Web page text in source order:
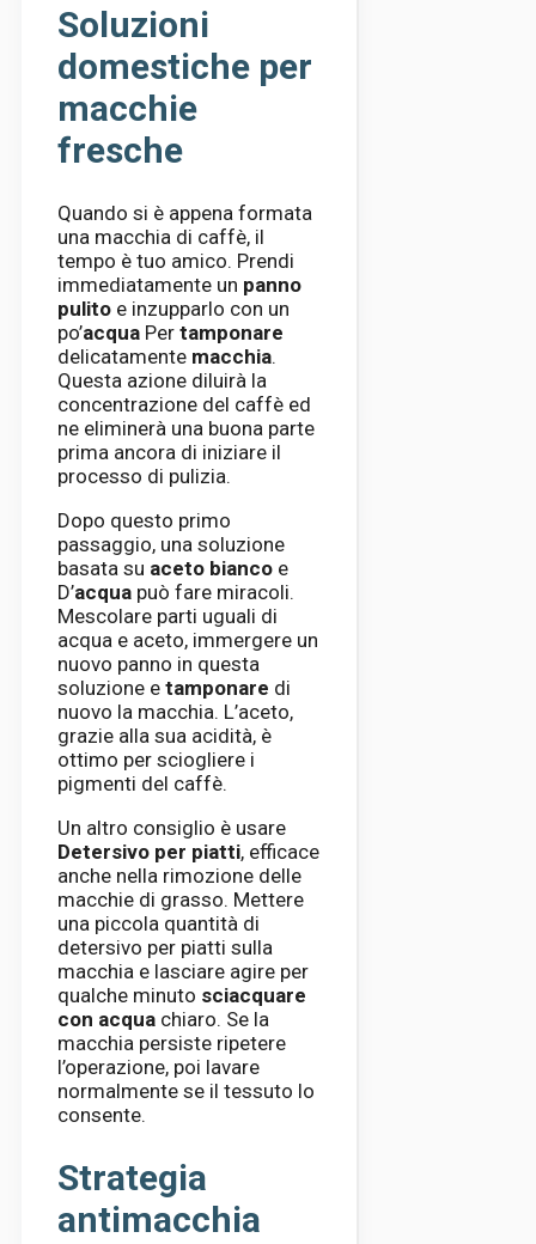
Soluzioni
domestiche per
macchie
fresche
Quando si è appena formata
una macchia di caffè, il
tempo è tuo amico. Prendi
immediatamente un panno
pulito e inzupparlo con un
po’acqua Per tamponare
delicatamente macchia.
Questa azione diluirà la
concentrazione del caffè ed
ne eliminerà una buona parte
prima ancora di iniziare il
processo di pulizia.
Dopo questo primo
passaggio, una soluzione
basata su aceto bianco e
D’acqua può fare miracoli.
Mescolare parti uguali di
acqua e aceto, immergere un
nuovo panno in questa
soluzione e tamponare di
nuovo la macchia. L’aceto,
grazie alla sua acidità, è
ottimo per sciogliere i
pigmenti del caffè.
Un altro consiglio è usare
Detersivo per piatti, efficace
anche nella rimozione delle
macchie di grasso. Mettere
una piccola quantità di
detersivo per piatti sulla
macchia e lasciare agire per
qualche minuto sciacquare
con acqua chiaro. Se la
macchia persiste ripetere
l’operazione, poi lavare
normalmente se il tessuto lo
consente.
Strategia
antimacchia